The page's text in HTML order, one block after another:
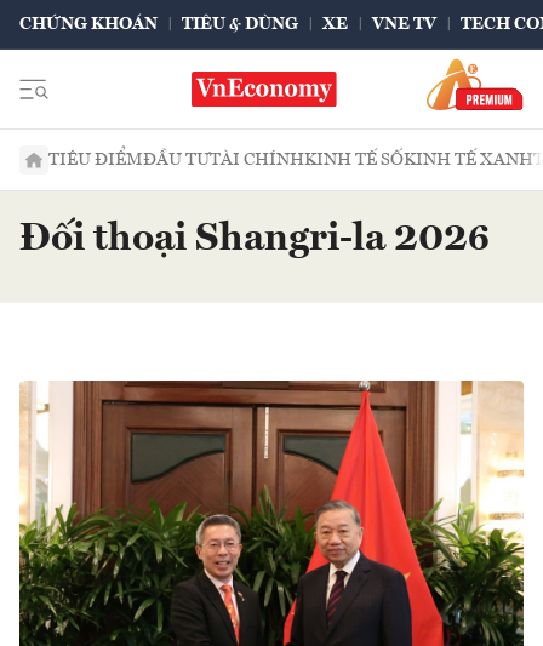
CHỨNG KHOÁN TIÊU & DÙNG XE VNE TV TECH
TIÊU ĐIỂMĐẦU TƯTÀI CHÍNHKINH TẾ SỐKINH TẾ XANH
Đối thoại Shangri-la 2026